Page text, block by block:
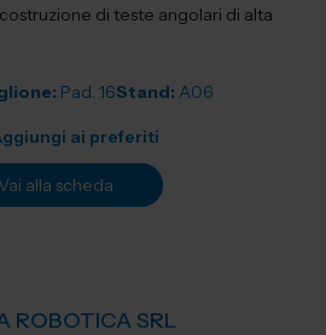
di teste angolari di alta
Pad. 16Stand: A06
ai preferiti
Vai alla scheda
ROBOTICA SRL